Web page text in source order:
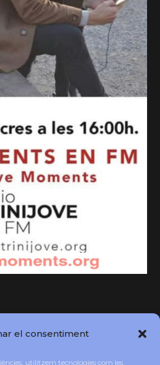
el consentiment
utilitzem tecnologies com les